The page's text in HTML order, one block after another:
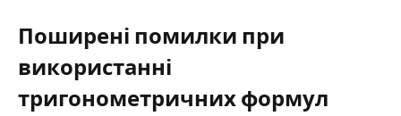
Поширені помилки при
використанні
тригонометричних формул